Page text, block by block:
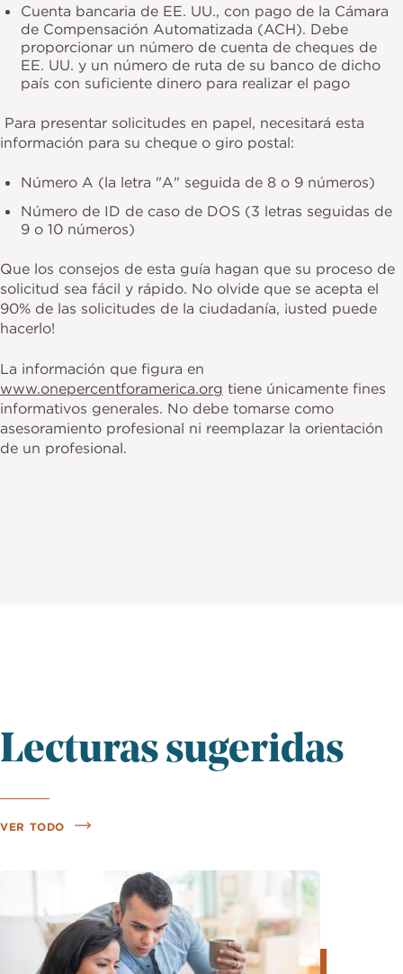
Cuenta bancaria de EE. UU., con pago de la Cámara
de Compensación Automatizada (ACH). Debe
proporcionar un número de cuenta de cheques de
EE. UU. y un número de ruta de su banco de dicho
país con suficiente dinero para realizar el pago
Para presentar solicitudes en papel, necesitará esta
información para su cheque o giro postal:
Número A (la letra "A" seguida de 8 o 9 números)
Número de ID de caso de DOS (3 letras seguidas de
9 o 10 números)
Que los consejos de esta guía hagan que su proceso de
solicitud sea fácil y rápido. No olvide que se acepta el
90% de las solicitudes de la ciudadanía, ¡usted puede
hacerlo!
La información que figura en
www.onepercentforamerica.org tiene únicamente fines
informativos generales. No debe tomarse como
asesoramiento profesional ni reemplazar la orientación
de un profesional.
Lecturas sugeridas
VER TODO